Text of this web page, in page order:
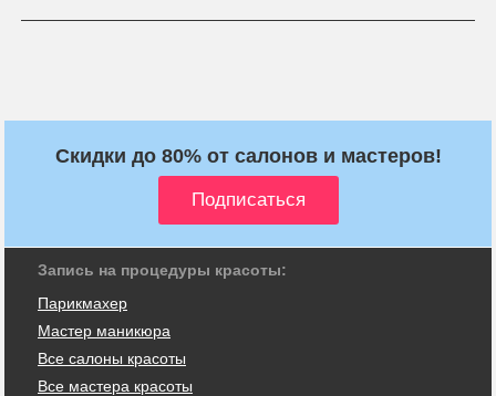
Скидки до 80% от салонов и мастеров!
Запись на процедуры красоты:
Парикмахер
Мастер маникюра
Все салоны красоты
Все мастера красоты